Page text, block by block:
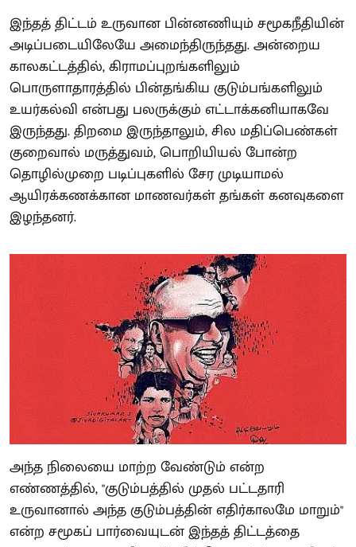
இந்தத் திட்டம் உருவான பின்னணியும் சமூகநீதியின்
அடிப்படையிலேயே அமைந்திருந்தது. அன்றைய
காலகட்டத்தில், கிராமப்புறங்களிலும்
பொருளாதாரத்தில் பின்தங்கிய குடும்பங்களிலும்
உயர்கல்வி என்பது பலருக்கும் எட்டாக்கனியாகவே
இருந்தது. திறமை இருந்தாலும், சில மதிப்பெண்கள்
குறைவால் மருத்துவம், பொறியியல் போன்ற
தொழில்முறை படிப்புகளில் சேர முடியாமல்
ஆயிரக்கணக்கான மாணவர்கள் தங்கள் கனவுகளை
இழந்தனர்.
அந்த நிலையை மாற்ற வேண்டும் என்ற
எண்ணத்தில், "குடும்பத்தில் முதல் பட்டதாரி
உருவானால் அந்த குடும்பத்தின் எதிர்காலமே மாறும்"
என்ற சமூகப் பார்வையுடன் இந்தத் திட்டத்தை